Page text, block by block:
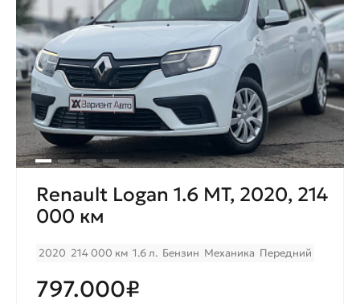
Renault Logan 1.6 MT, 2020, 214
000 км
2020 214 000 км 1.6 л. Бензин Механика Передний
797.000₽